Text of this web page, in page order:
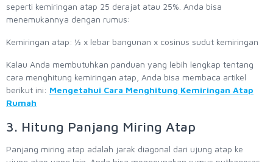
seperti kemiringan atap 25 derajat atau 25%. Anda bisa
menemukannya dengan rumus:
Kemiringan atap: ½ x lebar bangunan x cosinus sudut kemiringan
Kalau Anda membutuhkan panduan yang lebih lengkap tentang
cara menghitung kemiringan atap, Anda bisa membaca artikel
berikut ini: Mengetahui Cara Menghitung Kemiringan Atap
Rumah
3. Hitung Panjang Miring Atap
Panjang miring atap adalah jarak diagonal dari ujung atap ke